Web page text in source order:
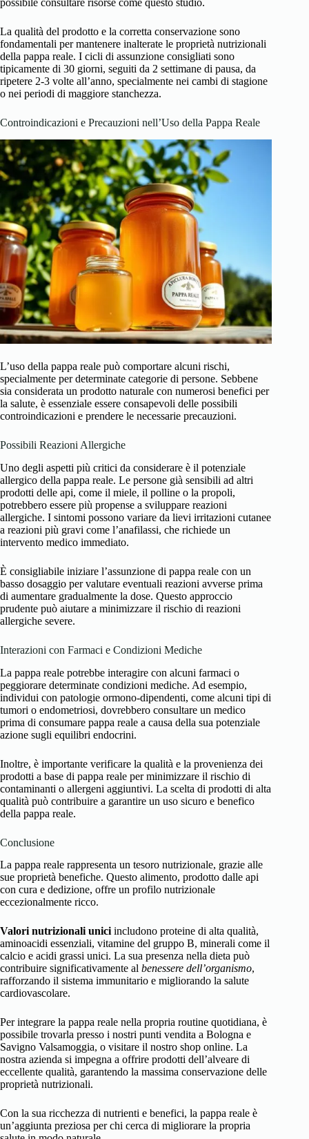
possibile consultare risorse come questo studio.
La qualità del prodotto e la corretta conservazione sono
fondamentali per mantenere inalterate le proprietà nutrizionali
della pappa reale. I cicli di assunzione consigliati sono
tipicamente di 30 giorni, seguiti da 2 settimane di pausa, da
ripetere 2-3 volte all’anno, specialmente nei cambi di stagione
o nei periodi di maggiore stanchezza.
Controindicazioni e Precauzioni nell’Uso della Pappa Reale
L’uso della pappa reale può comportare alcuni rischi,
specialmente per determinate categorie di persone. Sebbene
sia considerata un prodotto naturale con numerosi benefici per
la salute, è essenziale essere consapevoli delle possibili
controindicazioni e prendere le necessarie precauzioni.
Possibili Reazioni Allergiche
Uno degli aspetti più critici da considerare è il potenziale
allergico della pappa reale. Le persone già sensibili ad altri
prodotti delle api, come il miele, il polline o la propoli,
potrebbero essere più propense a sviluppare reazioni
allergiche. I sintomi possono variare da lievi irritazioni cutanee
a reazioni più gravi come l’anafilassi, che richiede un
intervento medico immediato.
È consigliabile iniziare l’assunzione di pappa reale con un
basso dosaggio per valutare eventuali reazioni avverse prima
di aumentare gradualmente la dose. Questo approccio
prudente può aiutare a minimizzare il rischio di reazioni
allergiche severe.
Interazioni con Farmaci e Condizioni Mediche
La pappa reale potrebbe interagire con alcuni farmaci o
peggiorare determinate condizioni mediche. Ad esempio,
individui con patologie ormono-dipendenti, come alcuni tipi di
tumori o endometriosi, dovrebbero consultare un medico
prima di consumare pappa reale a causa della sua potenziale
azione sugli equilibri endocrini.
Inoltre, è importante verificare la qualità e la provenienza dei
prodotti a base di pappa reale per minimizzare il rischio di
contaminanti o allergeni aggiuntivi. La scelta di prodotti di alta
qualità può contribuire a garantire un uso sicuro e benefico
della pappa reale.
Conclusione
La pappa reale rappresenta un tesoro nutrizionale, grazie alle
sue proprietà benefiche. Questo alimento, prodotto dalle api
con cura e dedizione, offre un profilo nutrizionale
eccezionalmente ricco.
Valori nutrizionali unici includono proteine di alta qualità,
aminoacidi essenziali, vitamine del gruppo B, minerali come il
calcio e acidi grassi unici. La sua presenza nella dieta può
contribuire significativamente al benessere dell’organismo,
rafforzando il sistema immunitario e migliorando la salute
cardiovascolare.
Per integrare la pappa reale nella propria routine quotidiana, è
possibile trovarla presso i nostri punti vendita a Bologna e
Savigno Valsamoggia, o visitare il nostro shop online. La
nostra azienda si impegna a offrire prodotti dell’alveare di
eccellente qualità, garantendo la massima conservazione delle
proprietà nutrizionali.
Con la sua ricchezza di nutrienti e benefici, la pappa reale è
un’aggiunta preziosa per chi cerca di migliorare la propria